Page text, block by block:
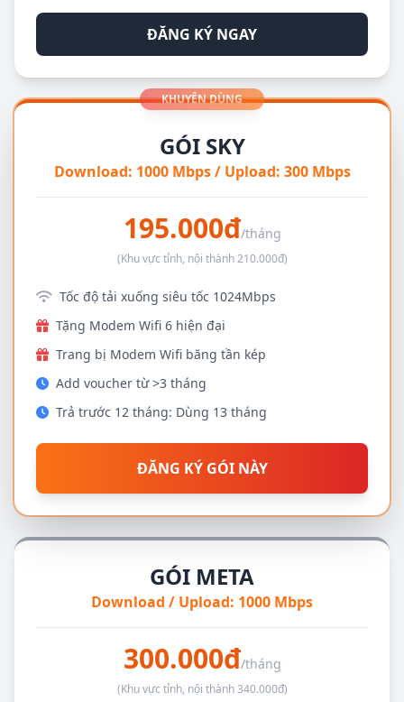
ĐĂNG KÝ NGAY
KHUYÊN DÙNG
GÓI SKY
Download: 1000 Mbps / Upload: 300 Mbps
195.000đ/tháng
(Khu vực tỉnh, nội thành 210.000đ)
Tốc độ tải xuống siêu tốc 1024Mbps
Tặng Modem Wifi 6 hiện đại
Trang bị Modem Wifi băng tần kép
Add voucher từ >3 tháng
Trả trước 12 tháng: Dùng 13 tháng
ĐĂNG KÝ GÓI NÀY
GÓI META
Download / Upload: 1000 Mbps
300.000đ/tháng
(Khu vực tỉnh, nội thành 340.000đ)